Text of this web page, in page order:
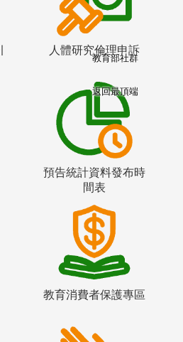
人體研究倫理申訴
預告統計資料發布時
間表
教育消費者保護專區
教育部社群
返回最頂端